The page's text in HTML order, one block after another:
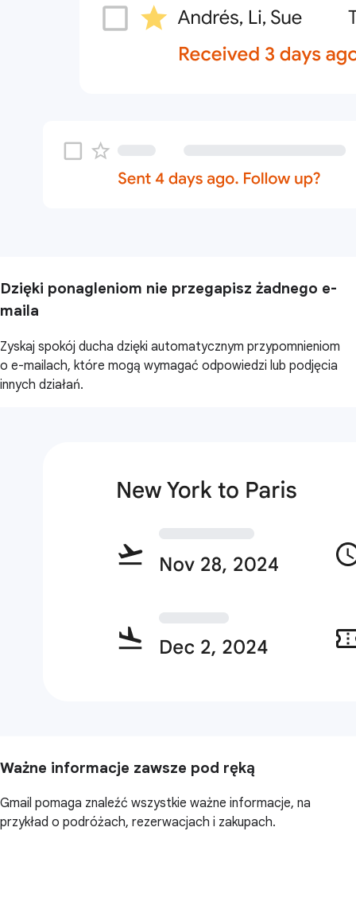
Dzięki ponagleniom nie przegapisz żadnego e-
maila
Zyskaj spokój ducha dzięki automatycznym przypomnieniom
o e-mailach, które mogą wymagać odpowiedzi lub podjęcia
innych działań.
Ważne informacje zawsze pod ręką
Gmail pomaga znaleźć wszystkie ważne informacje, na
przykład o podróżach, rezerwacjach i zakupach.